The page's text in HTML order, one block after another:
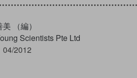
（編）
Scientists Pte Ltd
04/2012